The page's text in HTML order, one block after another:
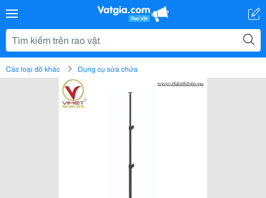
Các loại đồ khác Dụng cụ sửa chữa